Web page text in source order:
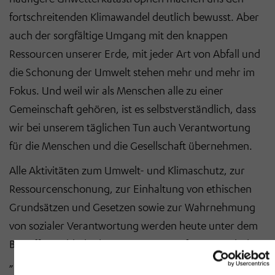
fortschreitenden Klimawandel deutlich bewusst. Aber
auch der sorgfältige Umgang mit den knappen
Ressourcen unserer Erde, mit jeder Art von Abfall und
die Schonung der Umwelt stehen mehr und mehr im
Fokus. Und weil wir als Menschen alle zu einer
Gemeinschaft gehören, ist es selbstverständlich, dass
wir bei unserem täglichen Tun auch Verantwortung
für die Menschen und die Gesellschaft übernehmen.
Alle Aktivitäten zum Umwelt- und Klimaschutz, zur
Ressourcenschonung, zur Einhaltung von ethischen
Grundsätzen und Gesetzen sowie zur Wahrnehmung
von sozialer Verantwortung werden heute unter dem
Begriff „Nachhaltigkeit“ zusammengefasst. Durch das
„Klimaschutzgesetz“ der Bundesregierung, aber auch